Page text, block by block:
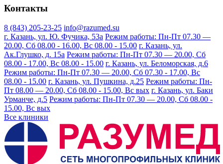
Контакты
8 (843) 205-23-25 info@razumed.su
г. Казань, ул. Ю. Фучика, 53а Режим работы: Пн-Пт 07.30 —
20.00, Сб 08.00 - 16.00, Вс 08.00 - 15.00 г. Казань, ул.
Ак.Глушко, д. 15а Режим работы: Пн-Пт 07.30 — 20.00, Сб
08.00 - 17.00, Вс 08.00 - 15.00 г. Казань, ул. Беломорская, д.6
Режим работы: Пн-Пт 07.30 — 20.00, Сб 07.30 - 17.00, Вс
08.00 - 15.00 г. Казань, ул. Пушкина, д.25 Режим работы: Пн-
Пт 08.00 — 20.00, Сб 08.00 - 15.00, Вс вых г. Казань, ул. Баки
Урманче, д.5 Режим работы: Пн-Пт 07.30 — 20.00, Сб 08.00 -
15.00, Вс вых
Все клиники